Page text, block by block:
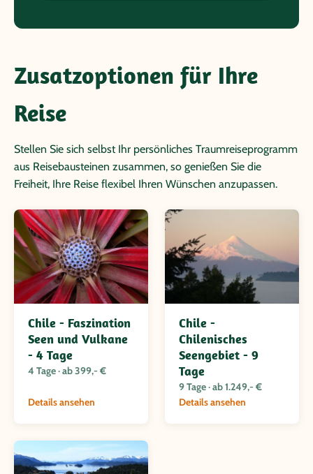
Zusatzoptionen für Ihre
Reise
Stellen Sie sich selbst Ihr persönliches Traumreiseprogramm
aus Reisebausteinen zusammen, so genießen Sie die
Freiheit, Ihre Reise flexibel Ihren Wünschen anzupassen.
Chile - Faszination
Seen und Vulkane
- 4 Tage
4 Tage · ab 399,- €
Details ansehen
Chile -
Chilenisches
Seengebiet - 9
Tage
9 Tage · ab 1.249,- €
Details ansehen